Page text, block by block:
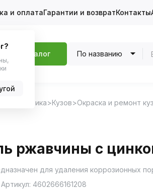
и оплатаГарантии и возвратКонтакты
Каталог По названию
Кузов Окраска и ремонт
ржавчины с
Артикул: 4602666161208